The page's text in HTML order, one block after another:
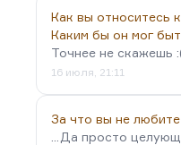
Как вы относитесь
Каким бы он мог
Точнее не скажешь
16 июля, 21:11
За что вы не
...Да просто